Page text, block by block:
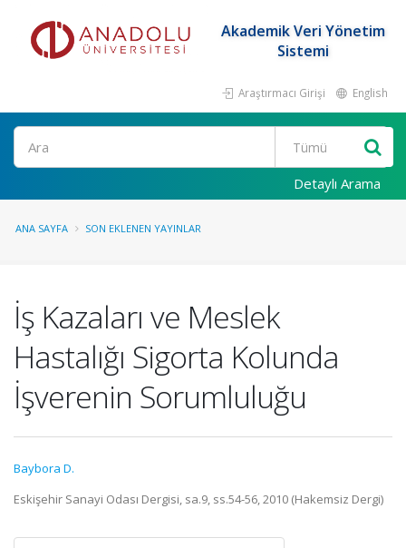
Akademik Veri Yönetim
Sistemi
Araştırmacı Girişi English
Ara
Detaylı Arama
ANA SAYFA SON EKLENEN YAYINLAR
İş Kazaları ve Meslek
Hastalığı Sigorta Kolunda
İşverenin Sorumluluğu
Baybora D.
Eskişehir Sanayi Odası Dergisi, sa.9, ss.54-56, 2010 (Hakemsiz Dergi)